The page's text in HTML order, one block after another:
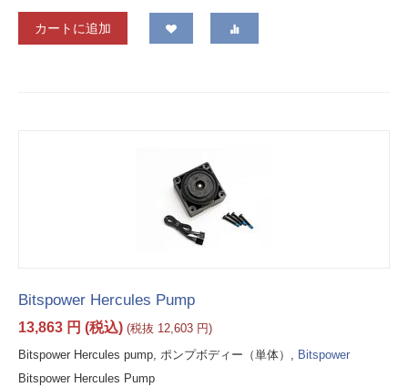
カートに追加
Bitspower Hercules Pump
13,863 円 (税込) (税抜 12,603 円)
Bitspower Hercules pump, ポンプボディー（単体）, Bitspower
Bitspower Hercules Pump